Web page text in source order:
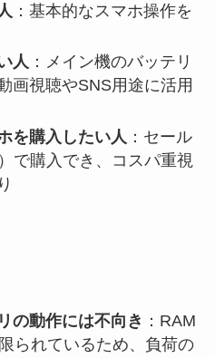
：基本的なスマホ操作を
人 ：メイン機のバッテリ
画視聴やSNS用途に活用
を購入したい人 ：セール
で購入でき、コスパ重視
の動作には不向き ：RAM
られているため、負荷の